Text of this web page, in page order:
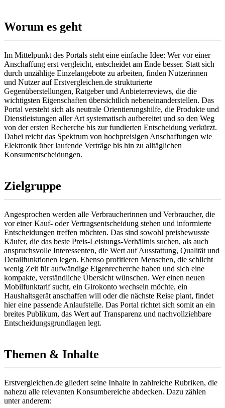
Worum es geht
Im Mittelpunkt des Portals steht eine einfache Idee: Wer vor einer
Anschaffung erst vergleicht, entscheidet am Ende besser. Statt sich
durch unzählige Einzelangebote zu arbeiten, finden Nutzerinnen
und Nutzer auf Erstvergleichen.de strukturierte
Gegenüberstellungen, Ratgeber und Anbieterreviews, die die
wichtigsten Eigenschaften übersichtlich nebeneinanderstellen. Das
Portal versteht sich als neutrale Orientierungshilfe, die Produkte und
Dienstleistungen aller Art systematisch aufbereitet und so den Weg
von der ersten Recherche bis zur fundierten Entscheidung verkürzt.
Dabei reicht das Spektrum von hochpreisigen Anschaffungen wie
Elektronik über laufende Verträge bis hin zu alltäglichen
Konsumentscheidungen.
Zielgruppe
Angesprochen werden alle Verbraucherinnen und Verbraucher, die
vor einer Kauf- oder Vertragsentscheidung stehen und informierte
Entscheidungen treffen möchten. Das sind sowohl preisbewusste
Käufer, die das beste Preis-Leistungs-Verhältnis suchen, als auch
anspruchsvolle Interessenten, die Wert auf Ausstattung, Qualität und
Detailfunktionen legen. Ebenso profitieren Menschen, die schlicht
wenig Zeit für aufwändige Eigenrecherche haben und sich eine
kompakte, verständliche Übersicht wünschen. Wer einen neuen
Mobilfunktarif sucht, ein Girokonto wechseln möchte, ein
Haushaltsgerät anschaffen will oder die nächste Reise plant, findet
hier eine passende Anlaufstelle. Das Portal richtet sich somit an ein
breites Publikum, das Wert auf Transparenz und nachvollziehbare
Entscheidungsgrundlagen legt.
Themen & Inhalte
Erstvergleichen.de gliedert seine Inhalte in zahlreiche Rubriken, die
nahezu alle relevanten Konsumbereiche abdecken. Dazu zählen
unter anderem: